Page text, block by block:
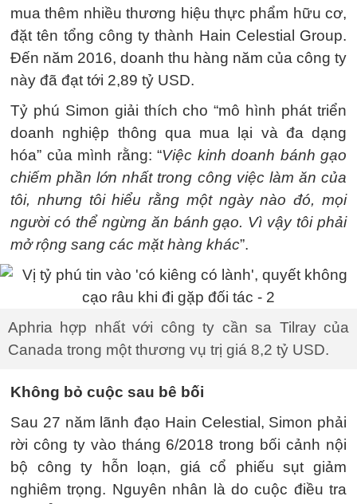
mua thêm nhiều thương hiệu thực phẩm hữu cơ,
đặt tên tổng công ty thành Hain Celestial Group.
Đến năm 2016, doanh thu hàng năm của công ty
này đã đạt tới 2,89 tỷ USD.
Tỷ phú Simon giải thích cho “mô hình phát triển
doanh nghiệp thông qua mua lại và đa dạng
hóa” của mình rằng: “Việc kinh doanh bánh gạo
chiếm phần lớn nhất trong công việc làm ăn của
tôi, nhưng tôi hiểu rằng một ngày nào đó, mọi
người có thể ngừng ăn bánh gạo. Vì vậy tôi phải
mở rộng sang các mặt hàng khác”.
Aphria hợp nhất với công ty cần sa Tilray của
Canada trong một thương vụ trị giá 8,2 tỷ USD.
Không bỏ cuộc sau bê bối
Sau 27 năm lãnh đạo Hain Celestial, Simon phải
rời công ty vào tháng 6/2018 trong bối cảnh nội
bộ công ty hỗn loạn, giá cổ phiếu sụt giảm
nghiêm trọng. Nguyên nhân là do cuộc điều tra